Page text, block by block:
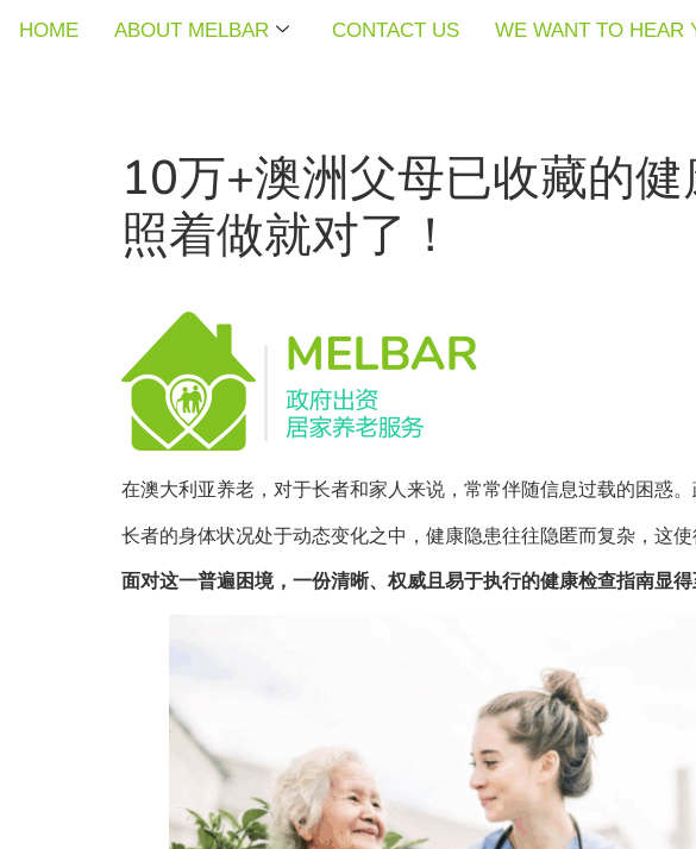
HOME ABOUT MELBAR CONTACT US WE WANT TO HEAR
HOME ABOUT MELBAR CONTACT US WE WANT TO HEAR
HOME ABOUT MELBAR CONTACT US WE WANT TO HEAR
10万+澳洲父母已收藏的
照着做就对了！
在澳大利亚养老，对于长者和家人来说，常常伴随信息过载的困惑
长者的身体状况处于动态变化之中，健康隐患往往隐匿而复杂，这
面对这一普遍困境，一份清晰、权威且易于执行的健康检查指南显得